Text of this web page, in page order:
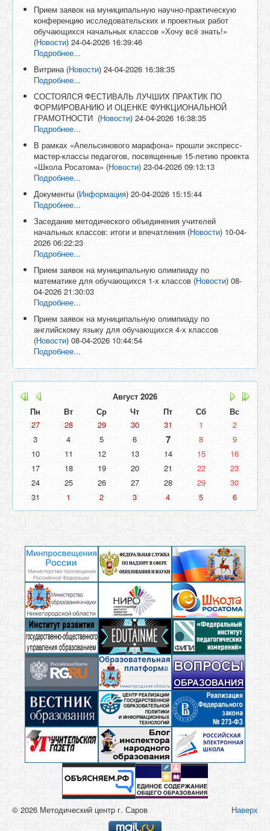
Прием заявок на муниципальную научно-практическую
конференцию исследовательских и проектных работ
обучающихся начальных классов «Хочу всё знать!»
(Новости) 24-04-2026 16:39:46
Подробнее...
Витрина (Новости) 24-04-2026 16:38:35
Подробнее...
СОСТОЯЛСЯ ФЕСТИВАЛЬ ЛУЧШИХ ПРАКТИК ПО
ФОРМИРОВАНИЮ И ОЦЕНКЕ ФУНКЦИОНАЛЬНОЙ
ГРАМОТНОСТИ (Новости) 24-04-2026 16:38:35
Подробнее...
В рамках «Апельсинового марафона» прошли экспресс-
мастер-классы педагогов, посвященные 15-летию проекта
«Школа Росатома» (Новости) 23-04-2026 09:13:13
Подробнее...
Документы (Информация) 20-04-2026 15:15:44
Подробнее...
Заседание методического объединения учителей
начальных классов: итоги и впечатления (Новости) 10-04-
2026 06:22:23
Подробнее...
Прием заявок на муниципальную олимпиаду по
математике для обучающихся 1-х классов (Новости) 08-
04-2026 21:30:03
Подробнее...
Прием заявок на муниципальную олимпиаду по
английскому языку для обучающихся 4-х классов
(Новости) 08-04-2026 10:44:54
Подробнее...
Август 2026
Пн
Вт Ср Чт Пт Сб
Вс
27
28 29 30 31 1
2
3
4 5 6 7 8
9
10
11 12 13 14 15
16
17
18 19 20 21 22
23
24
25 26 27 28 29
30
31
1 2 3 4 5 6
Наверх
© 2026 Методический центр г. Саров